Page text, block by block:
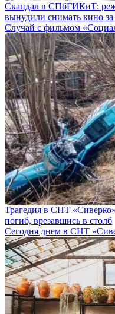
Скандал в СПбГИКиТ:
вынудили снимать кино за
Случай с фильмом
Трагедия в СНТ
погиб, врезавшись в столб
Сегодня днем в СНТ